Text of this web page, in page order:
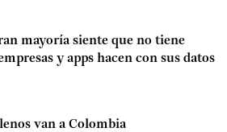
mayoría siente que no tiene
y apps hacen con sus datos
van a Colombia